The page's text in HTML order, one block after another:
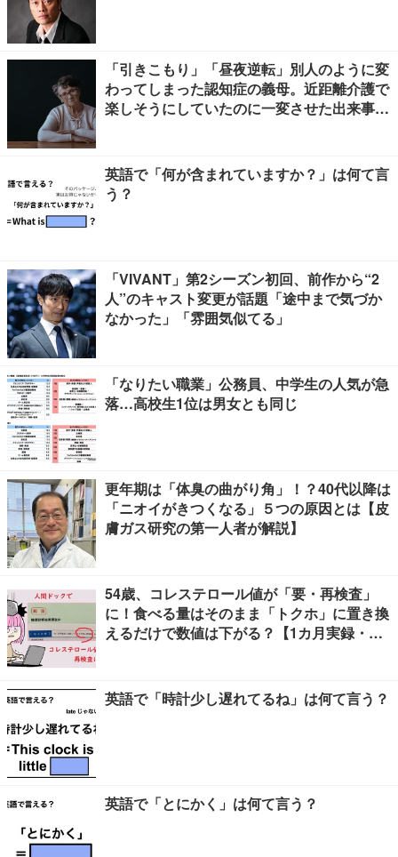
「引きこもり」「昼夜逆転」別人のように変
わってしまった認知症の義母。近距離介護で
楽しそうにしていたのに一変させた出来事と
英語で「何が含まれていますか？」は何て言
う？
「VIVANT」第2シーズン初回、前作から“2
人”のキャスト変更が話題「途中まで気づか
なかった」「雰囲気似てる」
「なりたい職業」公務員、中学生の人気が急
落…高校生1位は男女とも同じ
更年期は「体臭の曲がり角」！？40代以降は
「ニオイがきつくなる」５つの原因とは【皮
膚ガス研究の第一人者が解説】
54歳、コレステロール値が「要・再検査」
に！食べる量はそのまま「トクホ」に置き換
えるだけで数値は下がる？【1カ月実録・ビ
英語で「時計少し遅れてるね」は何て言う？
英語で「とにかく」は何て言う？